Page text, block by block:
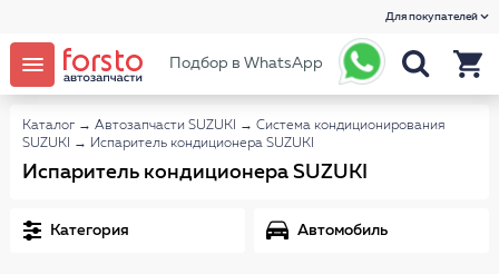
Для покупателей
Подбор в WhatsApp
Каталог → Автозапчасти SUZUKI → Система кондиционирования
SUZUKI
→ Испаритель кондиционера SUZUKI
Испаритель кондиционера SUZUKI
Категория Автомобиль